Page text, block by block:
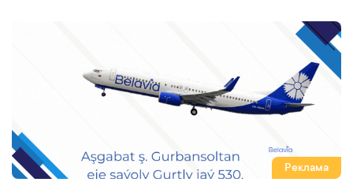
Реклама